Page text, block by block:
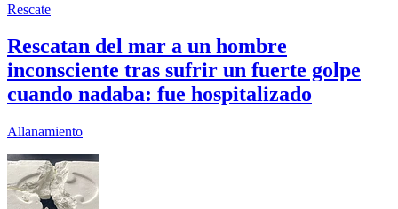
Rescate
Rescatan del mar a un hombre
inconsciente tras sufrir un fuerte golpe
cuando nadaba: fue hospitalizado
Allanamiento